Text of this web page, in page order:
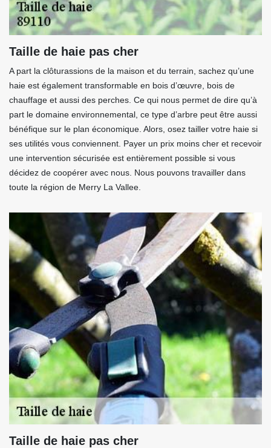
Taille de haie pas cher
A part la clôturassions de la maison et du terrain, sachez qu’une
haie est également transformable en bois d’œuvre, bois de
chauffage et aussi des perches. Ce qui nous permet de dire qu’à
part le domaine environnemental, ce type d’arbre peut être aussi
bénéfique sur le plan économique. Alors, osez tailler votre haie si
ses utilités vous conviennent. Payer un prix moins cher et recevoir
une intervention sécurisée est entièrement possible si vous
décidez de coopérer avec nous. Nous pouvons travailler dans
toute la région de Merry La Vallee.
Taille de haie pas cher